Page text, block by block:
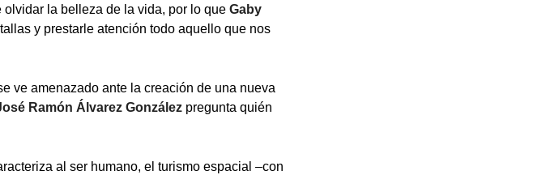
la belleza de la vida, por lo que Gaby
y prestarle atención todo aquello que nos
ve amenazado ante la creación de una nueva
Ramón Álvarez González pregunta quién
al ser humano, el turismo espacial ­–con